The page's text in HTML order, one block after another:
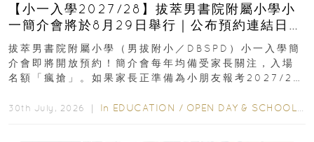
【小一入學2027/28】拔萃男書院附屬小學小
一簡介會將於8月29日舉行｜公布預約連結日期
｜更設有網上重溫
拔萃男書院附屬小學（男拔附小／DBSPD）小一入學簡
介會即將開放預約！簡介會每年均備受家長關注，入場
名額「瘋搶」。如果家長正準備為小朋友報考2027/28
30th July, 2026 ｜ In EDUCATION / OPEN DAY & SCHOOL EVENTS